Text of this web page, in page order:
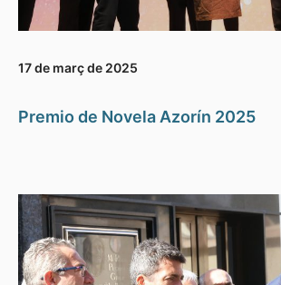
17 de març de 2025
Premio de Novela Azorín 2025